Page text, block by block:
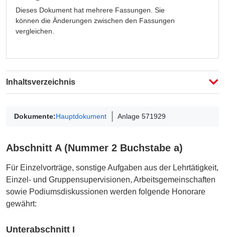
Dieses Dokument hat mehrere Fassungen. Sie
können die Änderungen zwischen den Fassungen
vergleichen.
Fassung auswählen
Fassung auswählen
Inhaltsverzeichnis
Dokumente:Hauptdokument Anlage 571929
Abschnitt A (Nummer 2 Buchstabe a)
Für Einzelvorträge, sonstige Aufgaben aus der Lehrtätigkeit,
Einzel- und Gruppensupervisionen, Arbeitsgemeinschaften
sowie Podiumsdiskussionen werden folgende Honorare
gewährt:
Unterabschnitt I